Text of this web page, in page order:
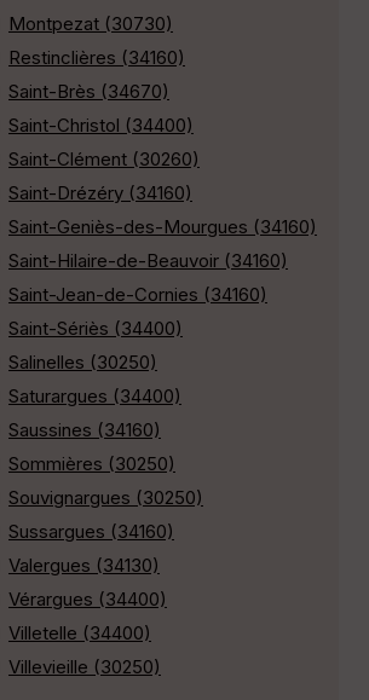
Montpezat (30730)
Restinclières (34160)
Saint-Brès (34670)
Saint-Christol (34400)
Saint-Clément (30260)
Saint-Drézéry (34160)
Saint-Geniès-des-Mourgues (34160)
Saint-Hilaire-de-Beauvoir (34160)
Saint-Jean-de-Cornies (34160)
Saint-Sériès (34400)
Salinelles (30250)
Saturargues (34400)
Saussines (34160)
Sommières (30250)
Souvignargues (30250)
Sussargues (34160)
Valergues (34130)
Vérargues (34400)
Villetelle (34400)
Villevieille (30250)